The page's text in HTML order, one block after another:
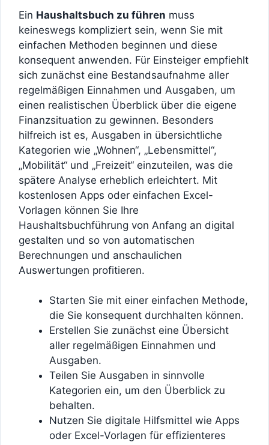
Ein Haushaltsbuch zu führen muss
keineswegs kompliziert sein, wenn Sie mit
einfachen Methoden beginnen und diese
konsequent anwenden. Für Einsteiger empfiehlt
sich zunächst eine Bestandsaufnahme aller
regelmäßigen Einnahmen und Ausgaben, um
einen realistischen Überblick über die eigene
Finanzsituation zu gewinnen. Besonders
hilfreich ist es, Ausgaben in übersichtliche
Kategorien wie „Wohnen“, „Lebensmittel“,
„Mobilität“ und „Freizeit“ einzuteilen, was die
spätere Analyse erheblich erleichtert. Mit
kostenlosen Apps oder einfachen Excel-
Vorlagen können Sie Ihre
Haushaltsbuchführung von Anfang an digital
gestalten und so von automatischen
Berechnungen und anschaulichen
Auswertungen profitieren.
Starten Sie mit einer einfachen Methode,
die Sie konsequent durchhalten können.
Erstellen Sie zunächst eine Übersicht
aller regelmäßigen Einnahmen und
Ausgaben.
Teilen Sie Ausgaben in sinnvolle
Kategorien ein, um den Überblick zu
behalten.
Nutzen Sie digitale Hilfsmittel wie Apps
oder Excel-Vorlagen für effizienteres